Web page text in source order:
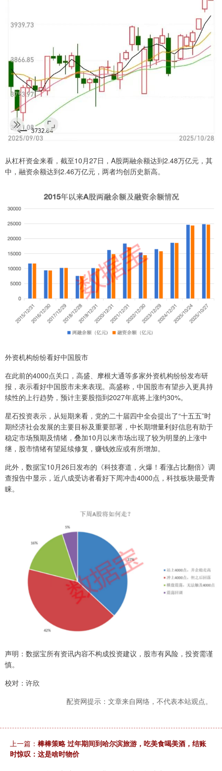
从杠杆资金来看，截至10月27日，A股两融余额达到2.48万亿元，其
中，融资余额达到2.46万亿元，两者均创历史新高。
外资机构纷纷看好中国股市
在此前的4000点关口，高盛、摩根大通等多家外资机构纷纷发布研
报，表示看好中国股市未来表现。高盛称，中国股市有望步入更具持
续性的上行趋势，预计主要股指到2027年底将上涨约30%。
星石投资表示，从短期来看，党的二十届四中全会提出了“十五五”时
期经济社会发展的主要目标及重要部署，中长期增量利好信息有助于
稳定市场预期及情绪，叠加10月以来市场出现了较为明显的上涨中
继，股市情绪有望延续修复，赚钱效应或有所增加。
此外，数据宝10月26日发布的《科技赛道，火爆！看涨占比翻倍》调
查报告中显示，近八成受访者看好下周冲击4000点，科技板块最受青
睐。
声明：数据宝所有资讯内容不构成投资建议，股市有风险，投资需谨
慎。
校对：许欣
配资网提示：文章来自网络，不代表本站观点。
上一篇： 棒棒策略 过年期间到哈尔滨旅游，吃美食喝美酒，结账
时惊叹：这是啥时物价